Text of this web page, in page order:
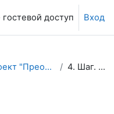
доступ Вход
Курс йоги 000.1 Как создавать проект "Преодоление одиночества женщины и мужчины в йоге" . 4. Шаг. Занятие и Тест.